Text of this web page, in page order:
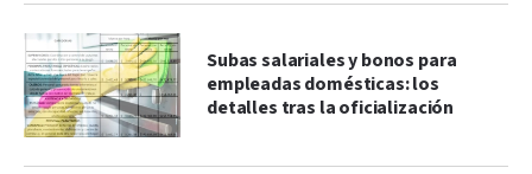
Subas salariales y bonos para
empleadas domésticas: los
detalles tras la oficialización